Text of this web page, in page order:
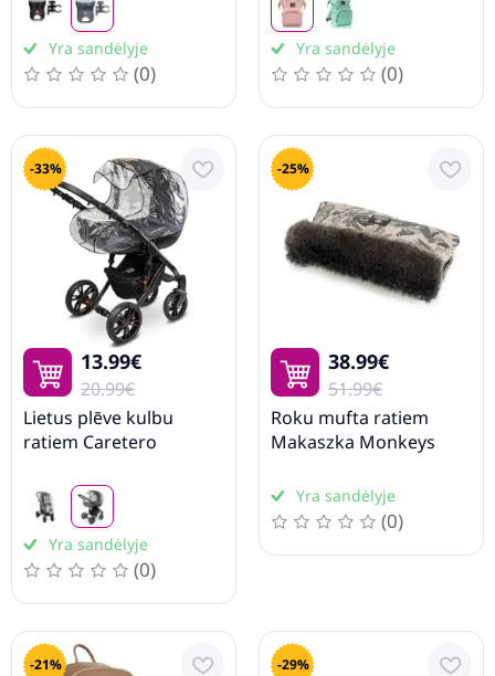
Yra sandėlyje
(0)
Yra sandėlyje
(0)
-33%
13.99€
20.99€
Lietus plēve kulbu
ratiem Caretero
Yra sandėlyje
(0)
-25%
38.99€
51.99€
Roku mufta ratiem
Makaszka Monkeys
Yra sandėlyje
(0)
-21% -29%